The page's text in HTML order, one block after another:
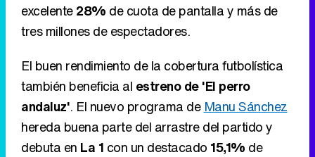
excelente28% de cuota de pantalla y más de
tres millones de espectadores.
El buen rendimiento de la cobertura futbolística
también beneficia al estreno de 'El perro
andaluz'. El nuevo programa de Manu Sánchez
hereda buena parte del arrastre del partido y
debuta en La 1 con un destacado 15,1% de